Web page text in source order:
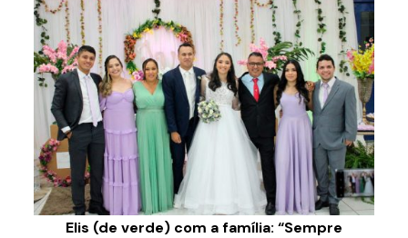
Elis (de verde) com a família: “Sempre